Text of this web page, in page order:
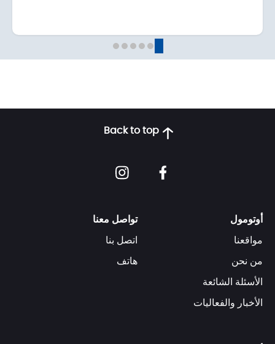
Back to top
أوتومول
مواقعنا
من نحن
الأسئلة الشائعة
الأخبار والفعاليات
تواصل معنا
اتصل بنا
هاتف